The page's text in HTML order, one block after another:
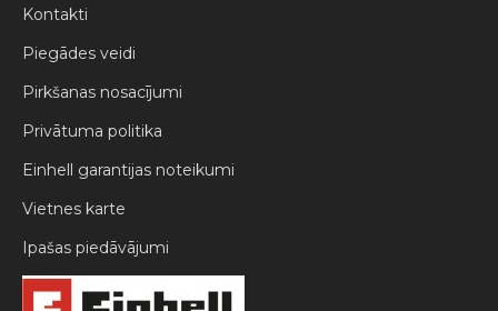
Kontakti
Piegādes veidi
Pirkšanas nosacījumi
Privātuma politika
Einhell garantijas noteikumi
Vietnes karte
Ipašas piedāvājumi